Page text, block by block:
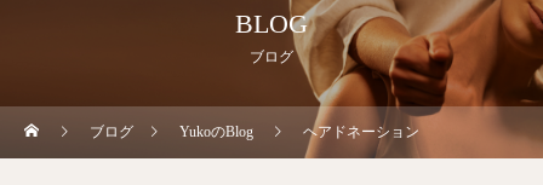
BLOG
ブログ
ブログ YukoのBlog ヘアドネーション